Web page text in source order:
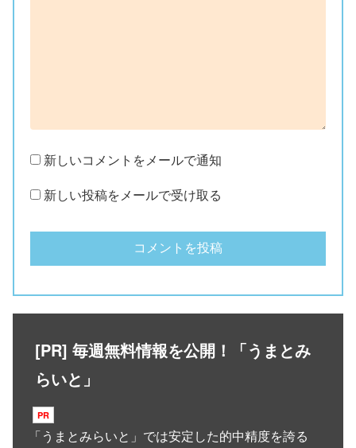
新しいコメントをメールで通知
新しい投稿をメールで受け取る
[PR] 毎週無料情報を公開！「うまとみ
らいと」
「うまとみらいと 」では安定した的中精度を誇る